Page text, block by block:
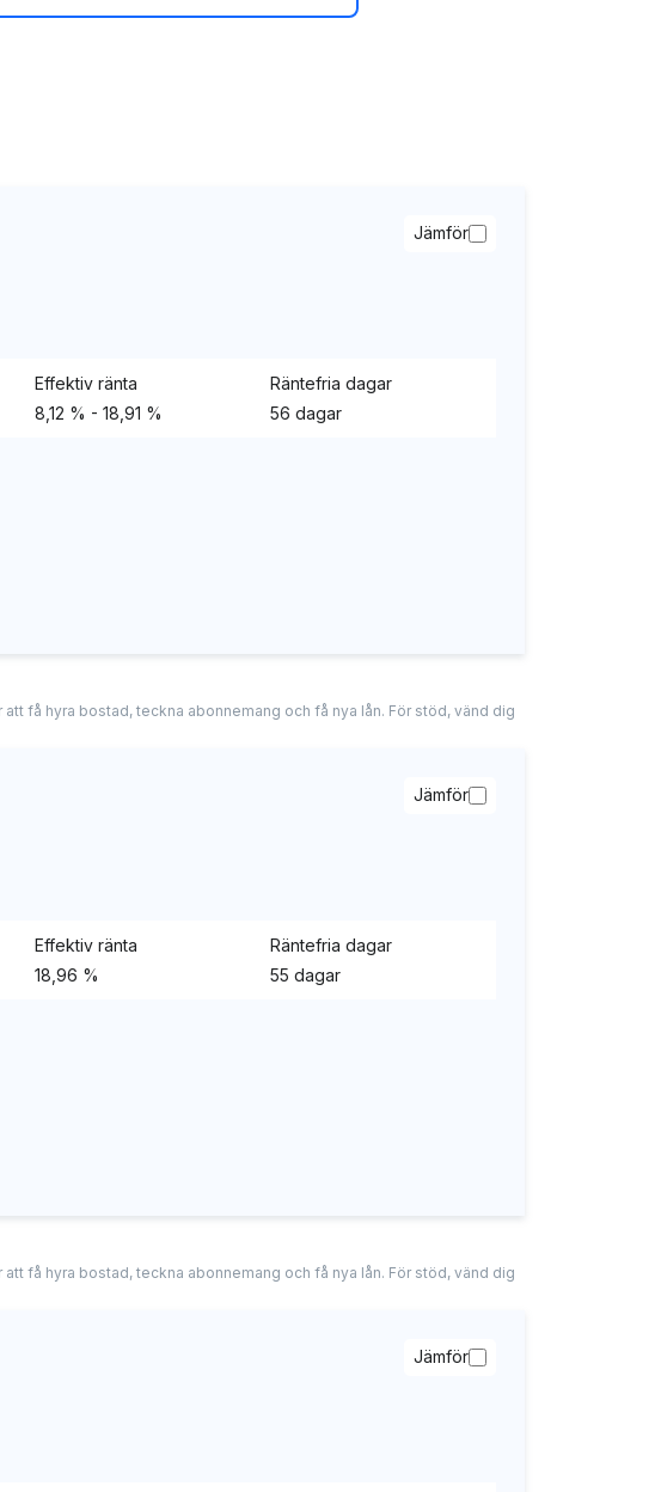
Jämför
Effektiv ränta
8,12 % - 18,91 %
Räntefria dagar
56 dagar
få hyra bostad, teckna abonnemang och få nya lån. För stöd, vänd dig
Jämför
Effektiv ränta
18,96 %
Räntefria dagar
55 dagar
få hyra bostad, teckna abonnemang och få nya lån. För stöd, vänd dig
Jämför